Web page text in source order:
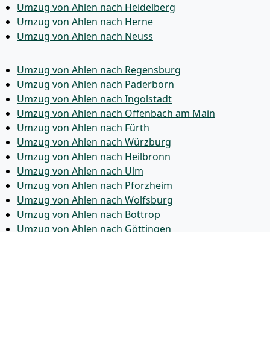
Umzug von Ahlen nach Heidelberg
Umzug von Ahlen nach Herne
Umzug von Ahlen nach Neuss
Umzug von Ahlen nach Regensburg
Umzug von Ahlen nach Paderborn
Umzug von Ahlen nach Ingolstadt
Umzug von Ahlen nach Offenbach am Main
Umzug von Ahlen nach Fürth
Umzug von Ahlen nach Würzburg
Umzug von Ahlen nach Heilbronn
Umzug von Ahlen nach Ulm
Umzug von Ahlen nach Pforzheim
Umzug von Ahlen nach Wolfsburg
Umzug von Ahlen nach Bottrop
Umzug von Ahlen nach Göttingen